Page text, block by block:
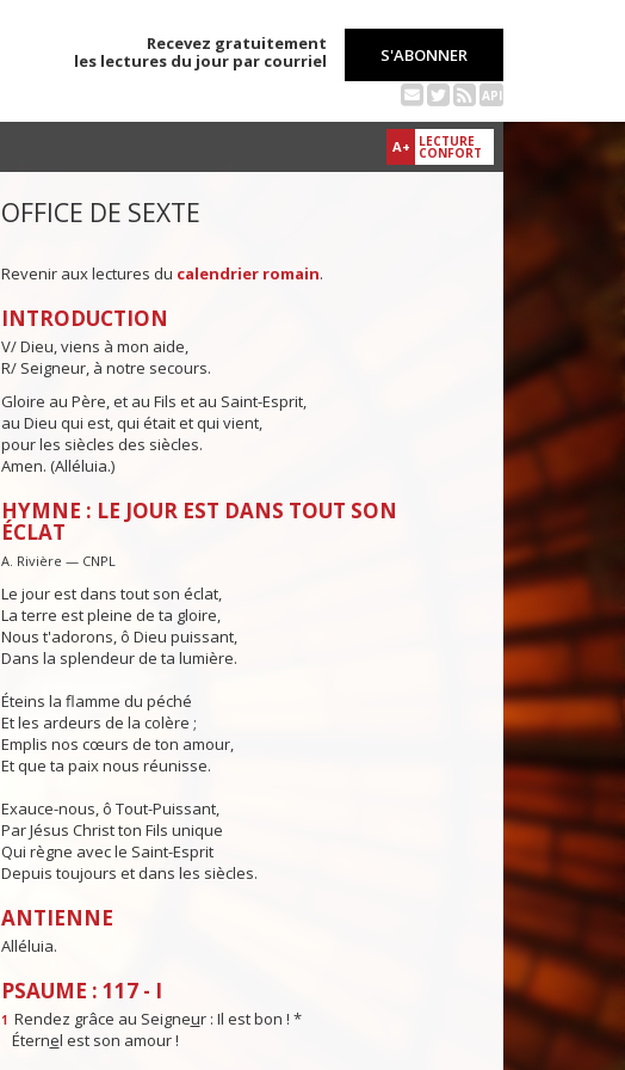
Recevez gratuitement
les lectures du jour par courriel
S'ABONNER
API
A+ LECTURE
CONFORT
OFFICE DE SEXTE
Revenir aux lectures du calendrier romain.
INTRODUCTION
V/ Dieu, viens à mon aide,
R/ Seigneur, à notre secours.
Gloire au Père, et au Fils et au Saint-Esprit,
au Dieu qui est, qui était et qui vient,
pour les siècles des siècles.
Amen. (Alléluia.)
HYMNE : LE JOUR EST DANS TOUT SON
ÉCLAT
A. Rivière — CNPL
Le jour est dans tout son éclat,
La terre est pleine de ta gloire,
Nous t'adorons, ô Dieu puissant,
Dans la splendeur de ta lumière.
Éteins la flamme du péché
Et les ardeurs de la colère ;
Emplis nos cœurs de ton amour,
Et que ta paix nous réunisse.
Exauce-nous, ô Tout-Puissant,
Par Jésus Christ ton Fils unique
Qui règne avec le Saint-Esprit
Depuis toujours et dans les siècles.
ANTIENNE
Alléluia.
PSAUME : 117 - I
1 Rendez grâce au Seigneur : Il est bon ! *
Éternel est son amour !